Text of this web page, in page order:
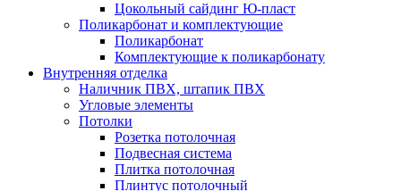
Цокольный сайдинг Ю-пласт
Поликарбонат и комплектующие
Поликарбонат
Комплектующие к поликарбонату
Внутренняя отделка
Наличник ПВХ, штапик ПВХ
Угловые элементы
Потолки
Розетка потолочная
Подвесная система
Плитка потолочная
Плинтус потолочный